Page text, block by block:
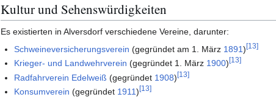
Kultur und Sehenswürdigkeiten
Es existierten in Alversdorf verschiedene Vereine, darunter:
Schweineversicherungsverein (gegründet am 1. März 1891)[13]
Krieger- und Landwehrverein (gegründet 1. März 1900)[13]
Radfahrverein Edelweiß (gegründet 1908)[13]
Konsumverein (gegründet 1911)[13]